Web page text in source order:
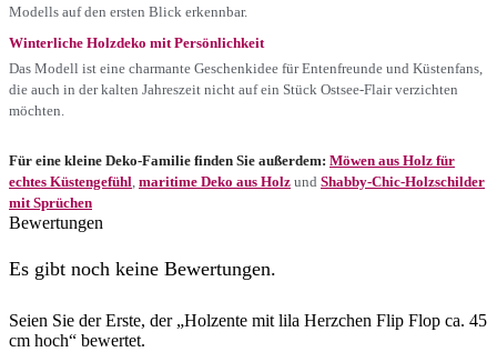
Modells auf den ersten Blick erkennbar.
Winterliche Holzdeko mit Persönlichkeit
Das Modell ist eine charmante Geschenkidee für Entenfreunde und Küstenfans,
die auch in der kalten Jahreszeit nicht auf ein Stück Ostsee-Flair verzichten
möchten.
Für eine kleine Deko-Familie finden Sie außerdem: Möwen aus Holz für
echtes Küstengefühl maritime Deko aus Holz und Shabby-Chic-Holzschilder
mit Sprüchen
Bewertungen
Es gibt noch keine Bewertungen.
Seien Sie der Erste, der „Holzente mit lila Herzchen Flip Flop ca. 45
cm hoch“ bewertet.